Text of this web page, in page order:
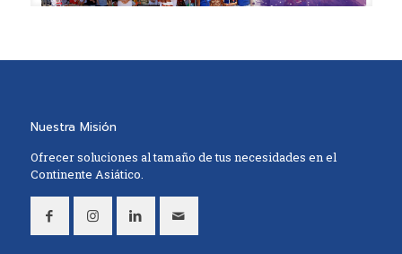
Nuestra Misión
Ofrecer soluciones al tamaño de tus necesidades en el
Continente Asiático.